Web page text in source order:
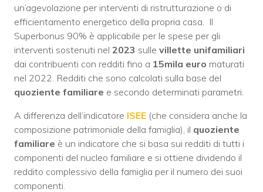
un’agevolazione per interventi di ristrutturazione o di
efficientamento energetico della propria casa.
Il
Superbonus 90% è applicabile per le spese per gli
interventi sostenuti nel 2023 sulle villette unifamiliari
dai contribuenti con redditi fino a 15mila euro maturati
nel 2022. Redditi che sono calcolati sulla base del
quoziente familiare e secondo determinati parametri.
A differenza dell’indicatore ISEE (che considera anche la
composizione patrimoniale della famiglia), il quoziente
familiare è un indicatore che si basa sui redditi di tutti i
componenti del nucleo familiare e si ottiene dividendo il
reddito complessivo della famiglia per il numero dei suoi
componenti.